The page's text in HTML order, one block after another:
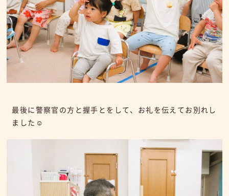
最後に警察官の方と握手とをして、お礼を伝えてお別れし
ました☺